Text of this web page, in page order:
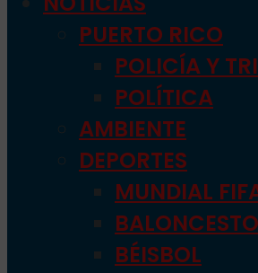
PUERTO RICO
POLICÍA Y
POLÍTICA
AMBIENTE
DEPORTES
MUNDIAL
BALONCESTO
BÉISBOL